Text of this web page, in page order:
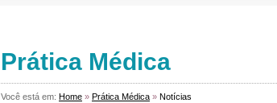
Prática Médica
Você está em: Home » Prática Médica » Notícias